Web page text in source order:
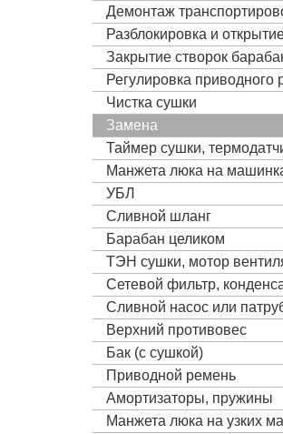
Демонтаж
Разблокировка и
Закрытие створок
Регулировка приводного
Чистка сушки
Замена
Таймер сушки,
Манжета люка на
УБЛ
Сливной шланг
Барабан целиком
ТЭН сушки, мотор
Сетевой фильтр,
Сливной насос или
Верхний противовес
Бак (с сушкой)
Приводной ремень
Амортизаторы, пружины
Манжета люка на узких